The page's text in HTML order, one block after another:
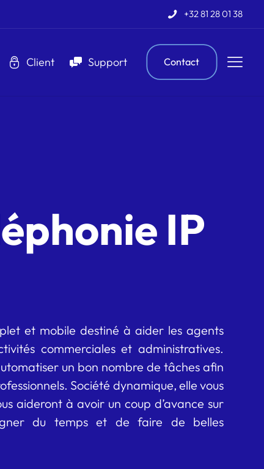
+32 81 28 01 38
Client Support Contact
IP
et mobile destiné à aider les agents
commerciales et administratives.
un bon nombre de tâches afin
Société dynamique, elle vous
aideront à avoir un coup d’avance sur
du temps et de faire de belles